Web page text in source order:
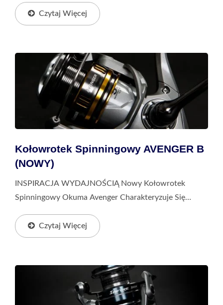
Aktywności. Projekt Inspirowany Jest Wzorem Opon I
Designem...
Czytaj Więcej
Kołowrotek Spinningowy AVENGER B
(NOWY)
INSPIRACJA WYDAJNOŚCIĄ Nowy Kołowrotek
Spinningowy Okuma Avenger Charakteryzuje Się
Zaawansowanymi Technologiami, Takimi Jak Flite
Drive™, HDG+ I System...
Czytaj Więcej